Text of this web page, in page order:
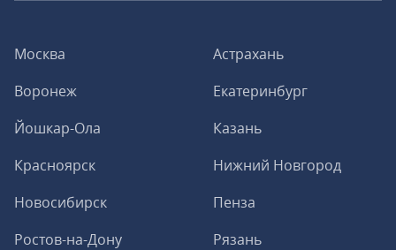
Москва
Астрахань
Воронеж
Екатеринбург
Йошкар-Ола
Казань
Красноярск
Нижний Новгород
Новосибирск
Пенза
Ростов-на-Дону
Рязань